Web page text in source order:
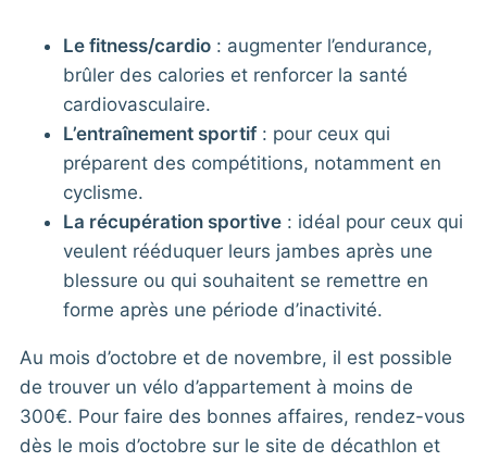
Le fitness/cardio: augmenter l’endurance,
brûler des calories et renforcer la santé
cardiovasculaire.
L’entraînement sportif: pour ceux qui
préparent des compétitions, notamment en
cyclisme.
La récupération sportive: idéal pour ceux qui
veulent rééduquer leurs jambes après une
blessure ou qui souhaitent se remettre en
forme après une période d’inactivité.
Au mois d’octobre et de novembre, il est possible
de trouver un vélo d’appartement à moins de
300€. Pour faire des bonnes affaires, rendez-vous
dès le mois d’octobre sur le site de décathlon et